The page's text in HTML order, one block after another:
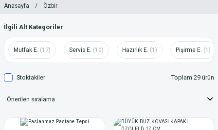
Anasayfa Özbir
İlgili Alt Kategoriler
Mutfak E. (17) Servis E. (10) Hazırlık E. (1) Pişirme E. (1)
Stoktakiler Toplam 29 ürün